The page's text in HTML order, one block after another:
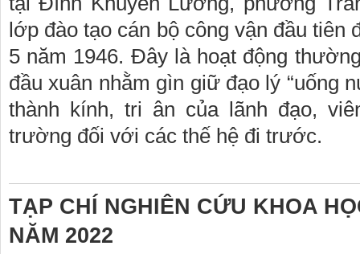
lớp đào tạo cán bộ công vận đầu
5 năm 1946. Đây là hoạt động
đầu xuân nhằm gìn giữ đạo lý “uống
thành kính, tri ân của lãnh đạo,
trường đối với các thế hệ đi trước.
TẠP CHÍ NGHIÊN CỨU KHOA
NĂM 2022